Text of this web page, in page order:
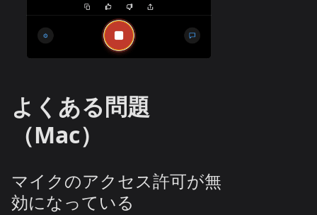
よくある問題
（Mac）
マイクのアクセス許可が無
効になっている